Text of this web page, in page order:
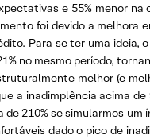
e 55% menor
foi devido a melhora
Para se ter uma ideia,
no mesmo período,
melhor (e
a inadimplência acima
210% se simularmos um
dado o pico de